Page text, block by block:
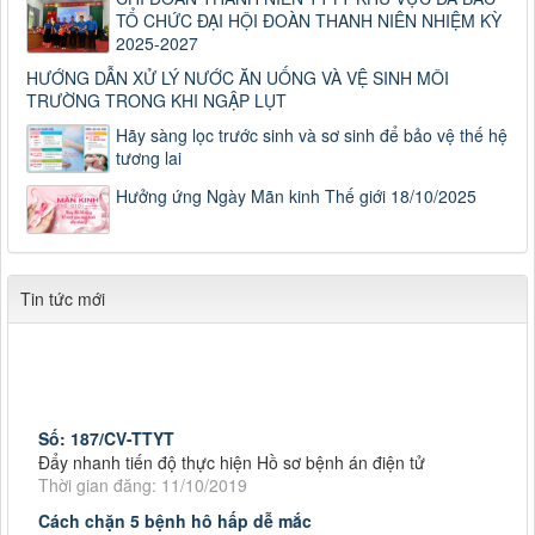
TỔ CHỨC ĐẠI HỘI ĐOÀN THANH NIÊN NHIỆM KỲ
2025-2027
HƯỚNG DẪN XỬ LÝ NƯỚC ĂN UỐNG VÀ VỆ SINH MÔI
TRƯỜNG TRONG KHI NGẬP LỤT
Hãy sàng lọc trước sinh và sơ sinh để bảo vệ thế hệ
tương lai
Hưởng ứng Ngày Mãn kinh Thế giới 18/10/2025
Tin tức mới
Đẩy nhanh tiến độ thực hiện Hồ sơ bệnh án điện tử
Thời gian đăng: 11/10/2019
Cách chặn 5 bệnh hô hấp dễ mắc
Cách chặn 5 bệnh hô hấp dễ mắc